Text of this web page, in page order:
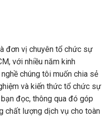
đơn vị chuyên tổ chức sự
với nhiều năm kinh
chúng tôi muốn chia sẻ
và kiến thức tổ chức sự
đọc, thông qua đó góp
chất lượng dịch vụ cho toàn